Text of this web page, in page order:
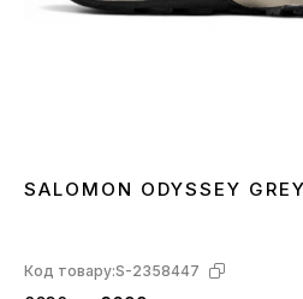
SALOMON ODYSSEY
Код товару:S-2358447